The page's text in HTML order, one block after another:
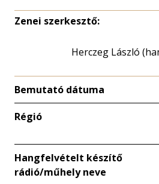
Zenei szerkesztő:
Herczeg László
Bemutató dátuma
Régió
Hangfelvételt készítő
rádió/műhely neve